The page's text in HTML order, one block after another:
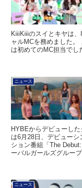
KiiiKiiiのスイとキヤは
ャルMCを務めました
は初めてのMC担当でし
ニュース
HYBEからデビューし
は6月28日、デビュー
ション番組「The
ーバルガールズグループ
ニュース